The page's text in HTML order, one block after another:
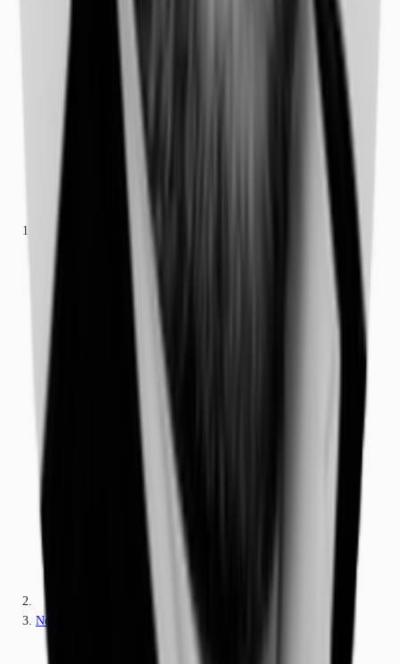
Nordrhein-Westfalen